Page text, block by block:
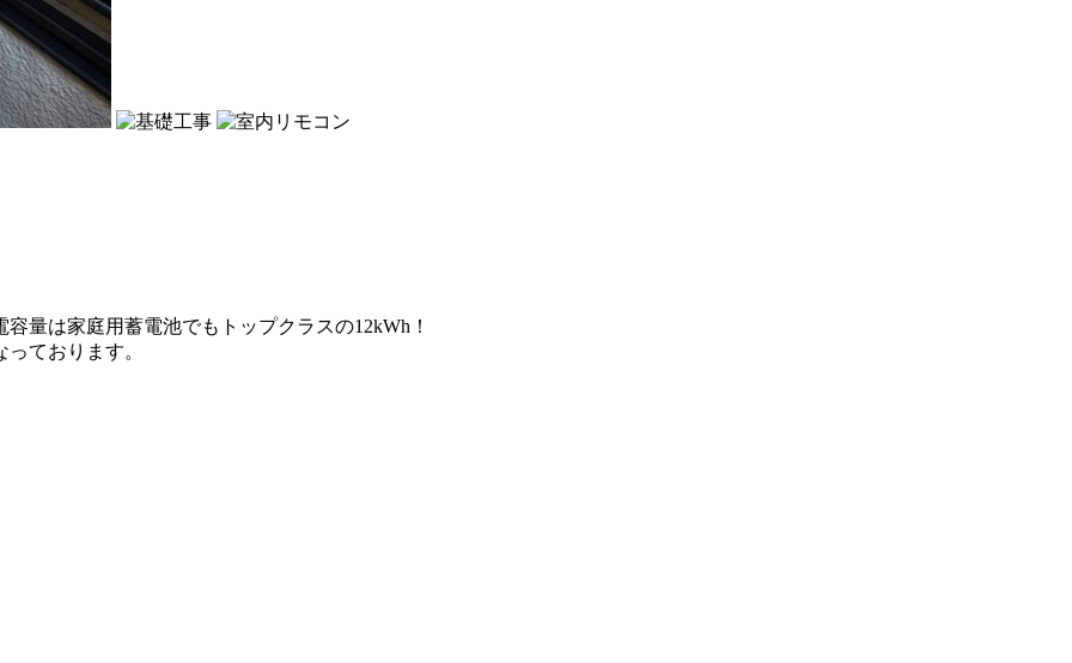
量は家庭用蓄電池でもトップクラスの12kWh！
ております。